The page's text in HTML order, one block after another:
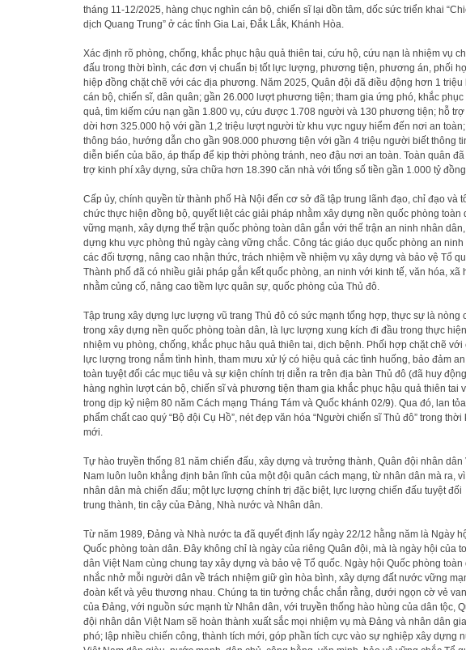
tháng 11-12/2025, hàng chục nghìn cán bộ, chiến sĩ lại dồn tâm, dốc sức triển khai
dịch Quang Trung” ở các tỉnh Gia Lai, Đắk Lắk, Khánh Hòa.
Xác định rõ phòng, chống, khắc phục hậu quả thiên tai, cứu hộ, cứu nạn là nhiệm vụ
đấu trong thời bình, các đơn vị chuẩn bị tốt lực lượng, phương tiện, phương án, phối
hiệp đồng chặt chẽ với các địa phương. Năm 2025, Quân đội đã điều động hơn 1 triệu
cán bộ, chiến sĩ, dân quân; gần 26.000 lượt phương tiện; tham gia ứng phó, khắc phục
quả, tìm kiếm cứu nạn gần 1.800 vụ, cứu được 1.708 người và 130 phương tiện; hỗ trợ
dời hơn 325.000 hộ với gần 1,2 triệu lượt người từ khu vực nguy hiểm đến nơi an toàn;
thông báo, hướng dẫn cho gần 908.000 phương tiện với gần 4 triệu người biết thông
diễn biến của bão, áp thấp để kịp thời phòng tránh, neo đậu nơi an toàn. Toàn quân đã
trợ kinh phí xây dựng, sửa chữa hơn 18.390 căn nhà với tổng số tiền gần 1.000 tỷ đồng.
Cấp ủy, chính quyền từ thành phố Hà Nội đến cơ sở đã tập trung lãnh đạo, chỉ đạo và
chức thực hiện đồng bộ, quyết liệt các giải pháp nhằm xây dựng nền quốc phòng toàn
vững mạnh, xây dựng thế trận quốc phòng toàn dân gắn với thế trận an ninh nhân
dựng khu vực phòng thủ ngày càng vững chắc. Công tác giáo dục quốc phòng an ninh
các đối tượng, nâng cao nhận thức, trách nhiệm về nhiệm vụ xây dựng và bảo vệ Tổ
Thành phố đã có nhiều giải pháp gắn kết quốc phòng, an ninh với kinh tế, văn hóa, xã
nhằm củng cố, nâng cao tiềm lực quân sự, quốc phòng của Thủ đô.
Tập trung xây dựng lực lượng vũ trang Thủ đô có sức mạnh tổng hợp, thực sự là nòng
trong xây dựng nền quốc phòng toàn dân, là lực lượng xung kích đi đầu trong thực hiện
nhiệm vụ phòng, chống, khắc phục hậu quả thiên tai, dịch bệnh. Phối hợp chặt chẽ với
lực lượng trong nắm tình hình, tham mưu xử lý có hiệu quả các tình huống, bảo đảm an
toàn tuyệt đối các mục tiêu và sự kiện chính trị diễn ra trên địa bàn Thủ đô (đã huy động
hàng nghìn lượt cán bộ, chiến sĩ và phương tiện tham gia khắc phục hậu quả thiên tai
trong dịp kỷ niệm 80 năm Cách mạng Tháng Tám và Quốc khánh 02/9). Qua đó, lan tỏa
phẩm chất cao quý “Bộ đội Cụ Hồ”, nét đẹp văn hóa “Người chiến sĩ Thủ đô” trong thời
mới.
Tự hào truyền thống 81 năm chiến đấu, xây dựng và trưởng thành, Quân đội nhân dân
Nam luôn luôn khẳng định bản lĩnh của một đội quân cách mạng, từ nhân dân mà ra, vì
nhân dân mà chiến đấu; một lực lượng chính trị đặc biệt, lực lượng chiến đấu tuyệt đối
trung thành, tin cậy của Đảng, Nhà nước và Nhân dân.
Từ năm 1989, Đảng và Nhà nước ta đã quyết định lấy ngày 22/12 hằng năm là Ngày
Quốc phòng toàn dân. Đây không chỉ là ngày của riêng Quân đội, mà là ngày hội của
dân Việt Nam cùng chung tay xây dựng và bảo vệ Tổ quốc. Ngày hội Quốc phòng toàn
nhắc nhở mỗi người dân về trách nhiệm giữ gìn hòa bình, xây dựng đất nước vững
đoàn kết và yêu thương nhau. Chúng ta tin tưởng chắc chắn rằng, dưới ngọn cờ vẻ
của Đảng, với nguồn sức mạnh từ Nhân dân, với truyền thống hào hùng của dân tộc,
đội nhân dân Việt Nam sẽ hoàn thành xuất sắc mọi nhiệm vụ mà Đảng và nhân dân
phó; lập nhiều chiến công, thành tích mới, góp phần tích cực vào sự nghiệp xây dựng